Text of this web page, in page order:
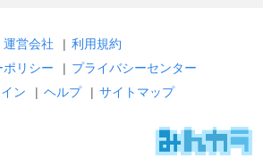
運営会社 | 利用規約
ポリシー
| プライバシーセンター
ン
| ヘルプ | サイトマップ